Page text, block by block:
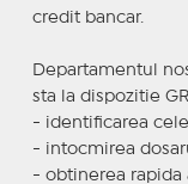
credit bancar.
Departamentul
sta la dispozitie
- identificarea
- intocmirea
- obtinerea rapida